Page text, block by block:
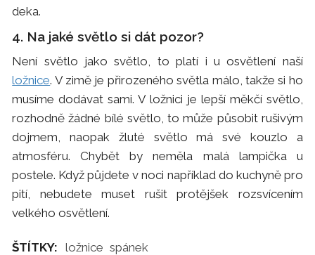
deka.
4. Na jaké světlo si dát pozor?
Není světlo jako světlo, to platí i u osvětlení naší
ložnice. V zimě je přirozeného světla málo, takže si ho
musíme dodávat sami. V ložnici je lepší měkčí světlo,
rozhodně žádné bílé světlo, to může působit rušivým
dojmem, naopak žluté světlo má své kouzlo a
atmosféru. Chybět by neměla malá lampička u
postele. Když půjdete v noci například do kuchyně pro
pití, nebudete muset rušit protějšek rozsvícením
velkého osvětlení.​
ŠTÍTKY: ložnice spánek